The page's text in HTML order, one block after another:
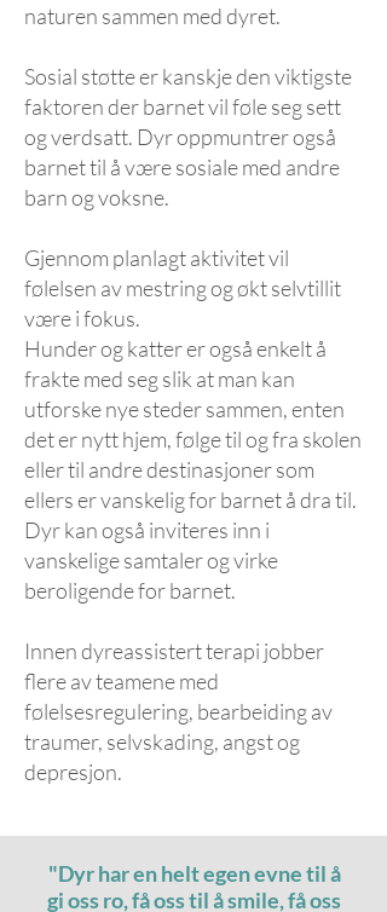
naturen sammen med dyret.
Sosial støtte er kanskje den viktigste
faktoren der barnet vil føle seg sett
og verdsatt. Dyr oppmuntrer også
barnet til å være sosiale med andre
barn og voksne.
Gjennom planlagt aktivitet vil
følelsen av mestring og økt selvtillit
være i fokus.
Hunder og katter er også enkelt å
frakte med seg slik at man kan
utforske nye steder sammen, enten
det er nytt hjem, følge til og fra skolen
eller til andre destinasjoner som
ellers er vanskelig for barnet å dra til.
Dyr kan også inviteres inn i
vanskelige samtaler og virke
beroligende for barnet.
Innen dyreassistert terapi jobber
flere av teamene med
følelsesregulering, bearbeiding av
traumer, selvskading, angst og
depresjon.
"Dyr har en helt egen evne til å
gi oss ro, få oss til å smile, få oss